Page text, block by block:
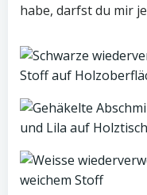
habe, darfst du mir